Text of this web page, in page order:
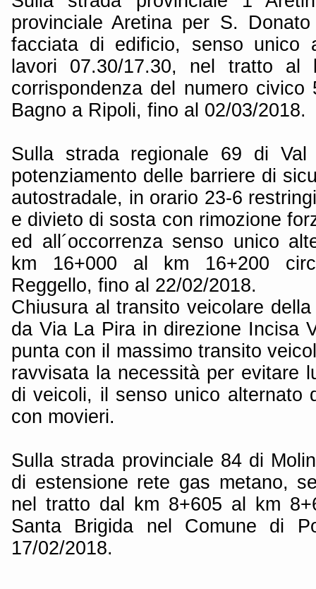
provinciale Aretina per S.
facciata di edificio, senso unico
lavori 07.30/17.30, nel tratto al
corrispondenza del numero
Bagno a Ripoli, fino al 02/03/2018.
Sulla strada regionale 69 di
potenziamento delle barriere di
autostradale, in orario 23-6
e divieto di sosta con rimozione
ed all´occorrenza senso unico
km 16+000 al km 16+200
Reggello, fino al 22/02/2018.
Chiusura al transito veicolare
da Via La Pira in direzione Incisa
punta con il massimo transito
ravvisata la necessità per evitare
di veicoli, il senso unico alternato
con movieri.
Sulla strada provinciale 84 di
di estensione rete gas metano,
nel tratto dal km 8+605 al km
Santa Brigida nel Comune di
17/02/2018.